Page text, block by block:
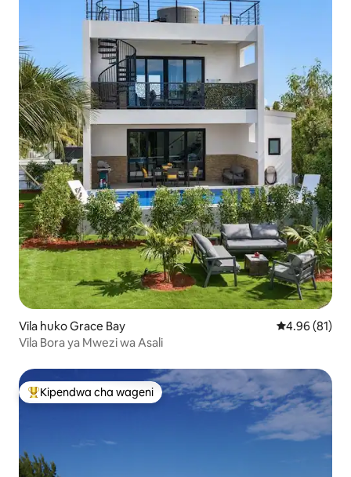
Vila huko Grace Bay Ukadiriaji wa
4.96 (81)
Vila Bora ya Mwezi wa Asali
Kipendwa maarufu cha wageni
Kipendwa cha wageni